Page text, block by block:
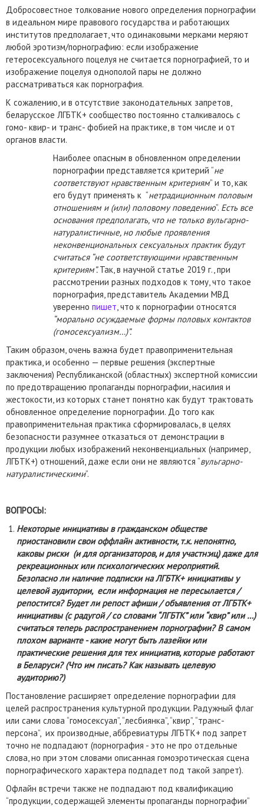
Добросовестное толкование нового определения порнографии
в идеальном мире правового государства и работающих
институтов предполагает, что одинаковыми мерками меряют
любой эротизм/порнографию: если изображение
гетеросексуального поцелуя не считается порнографией, то и
изображение поцелуя однополой пары не должно
рассматриваться как порнография.
К сожалению, и в отсутствие законодательных запретов,
беларусское ЛГБТК+ сообщество постоянно сталкивалось с
гомо- квир- и транс- фобией на практике, в том числе и от
органов власти.
Наиболее опасным в обновленном определении
порнографии представляется критерий “не
соответствуют нравственным критериям” и то, как
его будут применять к “нетрадиционным половым
отношениям и (или) половому поведению”. Есть все
основания предполагать, что не только вульгарно-
натуралистичные, но любые проявления
неконвенциональных сексуальных практик будут
считаться “не соответствующими нравственным
критериям”.Так, в научной статье 2019 г., при
рассмотрении разных подходов к тому, что такое
порнография, представитель Академии МВД
уверенно пишет, что к порнографии относятся
“морально осуждаемые формы половых контактов
(гомосексуализм…)”.
Таким образом, очень важна будет правоприменительная
практика, и особенно — первые решения (экспертные
заключения) Республиканской (областных) экспертной комиссии
по предотвращению пропаганды порнографии, насилия и
жестокости, из которых станет понятно как будут трактовать
обновленное определение порнографии. До того как
правоприменительная практика сформировалась, в целях
безопасности разумнее отказаться от демонстрации в
продукции любых изображений неконвенциальных (например,
ЛГБТК+) отношений, даже если они не являются “вульгарно-
натуралистическими”.
ВОПРОСЫ:
Некоторые инициативы в гражданском обществе
приостановили свои оффлайн активности, т.к. непонятно,
каковы риски (и для организаторов, и для участн:иц) даже для
рекреационных или психологических мероприятий.
Безопасно ли наличие подписки на ЛГБТК+ инициативы у
целевой аудитории, если информация не пересылается /
репостится? Будет ли репост афиши / объявления от ЛГБТК+
инициативы (с радугой / со словами “ЛГБТК” или “квир” или …)
считаться теперь распространением порнографии? В самом
плохом варианте - какие могут быть лазейки или
практические решения для тех инициатив, которые работают
в Беларуси? (Что им писать? Как называть целевую
аудиторию?)
Постановление расширяет определение порнографии для
целей распространения культурной продукции. Радужный флаг
или сами слова “гомосексуал”, “лесбиянка”, “квир”, “транс-
персона”, их производные, аббревиатуры ЛГБТК+ под запрет
точно не подпадают (порнография - это не про отдельные
слова, но при этом словами описанная гомоэротическая сцена
порнографического характера подпадет под такой запрет).
Офлайн встречи также не подпадают под квалификацию
“продукции, содержащей элементы пропаганды порнографии”